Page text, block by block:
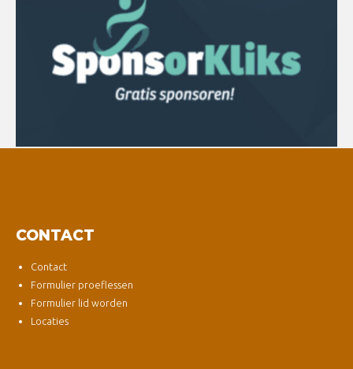
CONTACT
Contact
Formulier proeflessen
Formulier lid worden
Locaties